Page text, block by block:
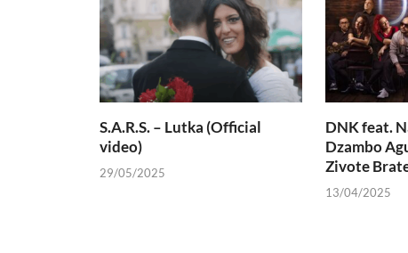
S.A.R.S. – Lutka (Official
video)
29/05/2025
DNK feat.
Dzambo
Zivote
13/04/2025